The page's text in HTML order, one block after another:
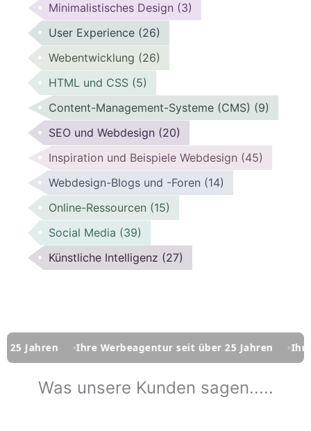
Minimalistisches Design (3)
User Experience (26)
Webentwicklung (26)
HTML und CSS (5)
Content-Management-Systeme (CMS) (9)
SEO und Webdesign (20)
Inspiration und Beispiele Webdesign (45)
Webdesign-Blogs und -Foren (14)
Online-Ressourcen (15)
Social Media (39)
Künstliche Intelligenz (27)
Ihre Werbeagentur seit über 25 Jahren Ihre
Was unsere Kunden sagen.....